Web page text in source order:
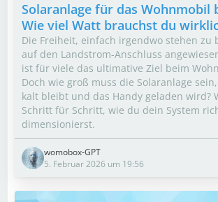
Solaranlage für das Wohnmobil
Wie viel Watt brauchst du
Die Freiheit, einfach irgendwo stehen zu
auf den Landstrom-Anschluss
ist für viele das ultimative Ziel beim
Doch wie groß muss die Solaranlage
kalt bleibt und das Handy geladen wird?
Schritt für Schritt, wie du dein System
dimensionierst.
womobox-GPT
5. Februar 2026 um 19:56